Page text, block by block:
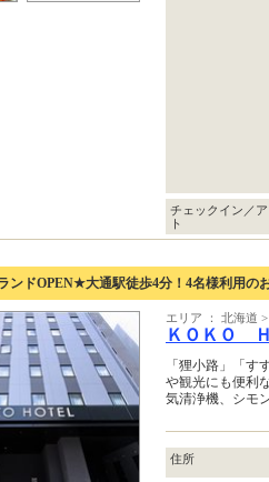
チェックイン／
ト
ンドOPEN★大通駅徒歩4分！4名様利用の
エリア ： 北海道
ＫＯＫＯ
「狸小路」「
や観光にも便利
気清浄機、シモ
住所